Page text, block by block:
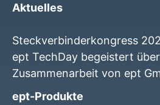
Aktuelles
Steckverbinderkongress
ept TechDay begeistert
Zusammenarbeit von ept
ept-Produkte